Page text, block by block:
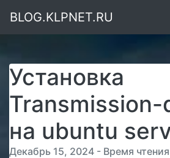
BLOG.KLPNET.RU
Установка
Transmission-
на ubuntu
Декабрь 15, 2024 - Время